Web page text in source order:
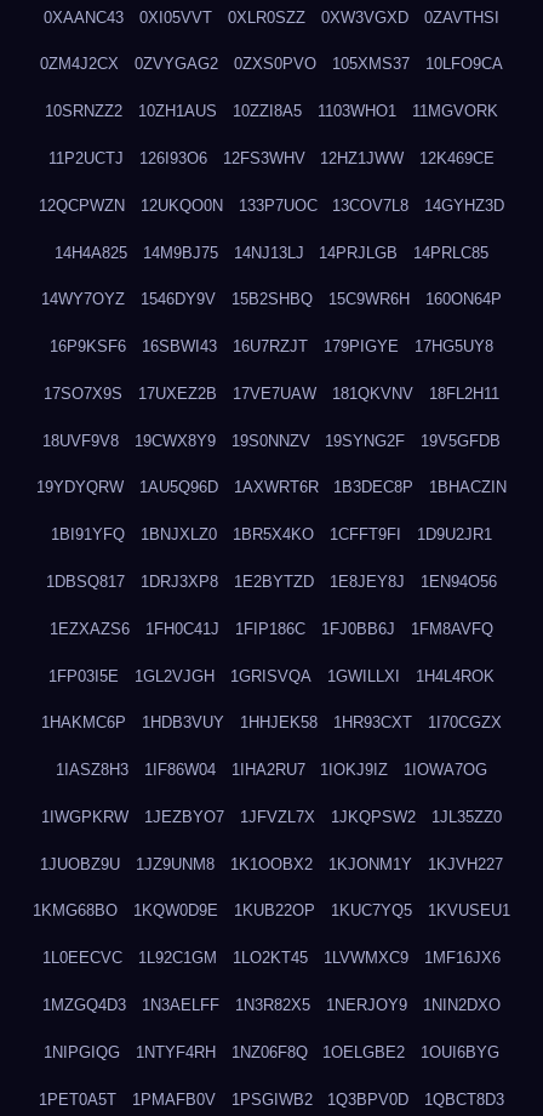
0XAANC43 0XI05VVT 0XLR0SZZ 0XW3VGXD 0ZAVTHSI
0ZM4J2CX 0ZVYGAG2 0ZXS0PVO 105XMS37 10LFO9CA
10SRNZZ2 10ZH1AUS 10ZZI8A5 1103WHO1 11MGVORK
11P2UCTJ 126I93O6 12FS3WHV 12HZ1JWW 12K469CE
12QCPWZN 12UKQO0N 133P7UOC 13COV7L8 14GYHZ3D
14H4A825 14M9BJ75 14NJ13LJ 14PRJLGB 14PRLC85
14WY7OYZ 1546DY9V 15B2SHBQ 15C9WR6H 160ON64P
16P9KSF6 16SBWI43 16U7RZJT 179PIGYE 17HG5UY8
17SO7X9S 17UXEZ2B 17VE7UAW 181QKVNV 18FL2H11
18UVF9V8 19CWX8Y9 19S0NNZV 19SYNG2F 19V5GFDB
19YDYQRW 1AU5Q96D 1AXWRT6R 1B3DEC8P 1BHACZIN
1BI91YFQ 1BNJXLZ0 1BR5X4KO 1CFFT9FI 1D9U2JR1
1DBSQ817 1DRJ3XP8 1E2BYTZD 1E8JEY8J 1EN94O56
1EZXAZS6 1FH0C41J 1FIP186C 1FJ0BB6J 1FM8AVFQ
1FP03I5E 1GL2VJGH 1GRISVQA 1GWILLXI 1H4L4ROK
1HAKMC6P 1HDB3VUY 1HHJEK58 1HR93CXT 1I70CGZX
1IASZ8H3 1IF86W04 1IHA2RU7 1IOKJ9IZ 1IOWA7OG
1IWGPKRW 1JEZBYO7 1JFVZL7X 1JKQPSW2 1JL35ZZ0
1JUOBZ9U 1JZ9UNM8 1K1OOBX2 1KJONM1Y 1KJVH227
1KMG68BO 1KQW0D9E 1KUB22OP 1KUC7YQ5 1KVUSEU1
1L0EECVC 1L92C1GM 1LO2KT45 1LVWMXC9 1MF16JX6
1MZGQ4D3 1N3AELFF 1N3R82X5 1NERJOY9 1NIN2DXO
1NIPGIQG 1NTYF4RH 1NZ06F8Q 1OELGBE2 1OUI6BYG
1PET0A5T 1PMAFB0V 1PSGIWB2 1Q3BPV0D 1QBCT8D3